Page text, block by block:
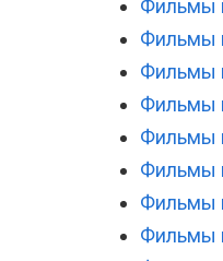
Фильмы
Фильмы
Фильмы
Фильмы
Фильмы
Фильмы
Фильмы
Фильмы